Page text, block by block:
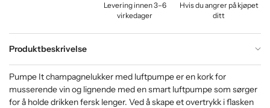
Levering innen 3–6
virkedager
Hvis du angrer på kjøpet
ditt
Produktbeskrivelse
Pumpe It champagnelukker med luftpumpe er en kork for
musserende vin og lignende med en smart luftpumpe som sørger
for å holde drikken fersk lenger. Ved å skape et overtrykk i flasken